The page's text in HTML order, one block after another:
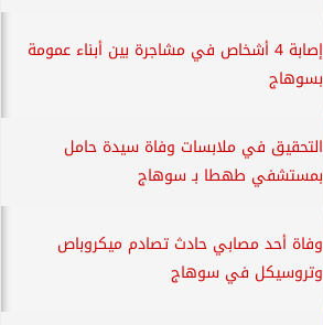
إصابة 4 أشخاص في مشاجرة بين أبناء عمومة
بسوهاج
التحقيق في ملابسات وفاة سيدة حامل
بمستشفي طهطا بـ سوهاج
وفاة أحد مصابي حادث تصادم ميكروباص
وتروسيكل في سوهاج